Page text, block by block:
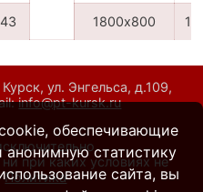
1800х800
ул. Энгельса, д.109,
info@pt-kursk.ru
при каких условиях не
Политика
обеспечивающие
анонимную статистику
сайта, вы